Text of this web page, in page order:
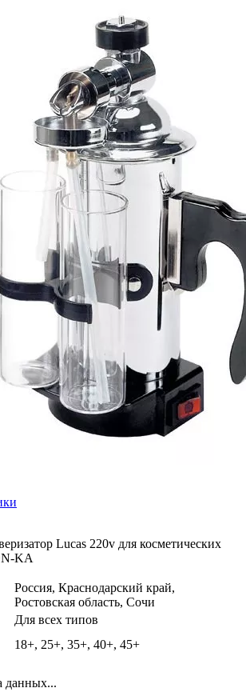
Lucas 220v для косметических
KA
Россия, Краснодарский край,
Ростовская область, Сочи
Для всех типов
18+, 25+, 35+, 40+, 45+
данных...